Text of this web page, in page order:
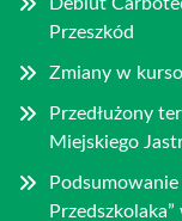
Debiut
Przeszkód
Zmiany w
Przedłużony
Miejskiego